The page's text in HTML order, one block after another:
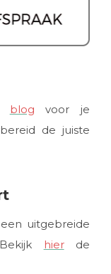
blog voor je
de juiste
uitgebreide
hierde